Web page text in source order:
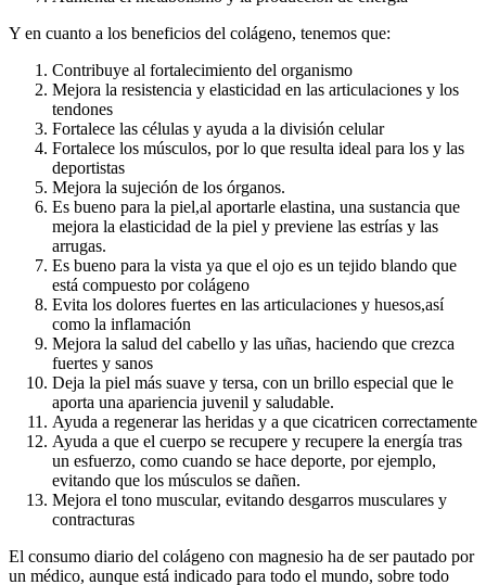
Y en cuanto a los beneficios del colágeno, tenemos que:
Contribuye al fortalecimiento del organismo
Mejora la resistencia y elasticidad en las articulaciones y los
tendones
Fortalece las células y ayuda a la división celular
Fortalece los músculos, por lo que resulta ideal para los y las
deportistas
Mejora la sujeción de los órganos.
Es bueno para la piel,al aportarle elastina, una sustancia que
mejora la elasticidad de la piel y previene las estrías y las
arrugas.
Es bueno para la vista ya que el ojo es un tejido blando que
está compuesto por colágeno
Evita los dolores fuertes en las articulaciones y huesos,así
como la inflamación
Mejora la salud del cabello y las uñas, haciendo que crezca
fuertes y sanos
Deja la piel más suave y tersa, con un brillo especial que le
aporta una apariencia juvenil y saludable.
Ayuda a regenerar las heridas y a que cicatricen correctamente
Ayuda a que el cuerpo se recupere y recupere la energía tras
un esfuerzo, como cuando se hace deporte, por ejemplo,
evitando que los músculos se dañen.
Mejora el tono muscular, evitando desgarros musculares y
contracturas
El consumo diario del colágeno con magnesio ha de ser pautado por
un médico, aunque está indicado para todo el mundo, sobre todo